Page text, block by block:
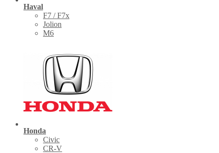
Haval
F7 / F7x
Jolion
M6
Honda
Civic
CR-V